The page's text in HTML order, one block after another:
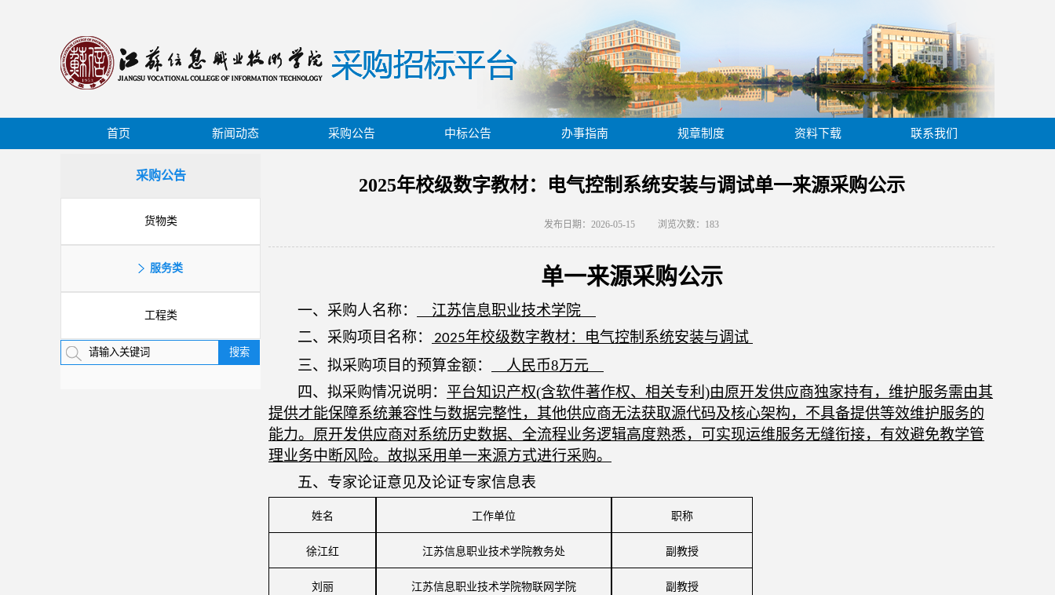
首页 新闻动态 采购公告 中标公告 办事指南 规章制度 资料下载 联系我们
采购公告
货物类
服务类
工程类
2025年校级数字教材：电气控制系统安装与调试单一来源采购公示
发布日期：2026-05-15 浏览次数： 183
单一来源采购公示
一、采购人名称：
江苏信息职业技术学院
二、采购项目名称： 2025年校级数字教材：电气控制系统安装与调试
三、拟采购项目的预算金额： 人民币8万元
四、拟采购情况说明： 平台知识产权(含软件著作权、相关专利)由原开发供应商独家持有，维护服务需由其
提供才能保障系统兼容性与数据完整性，其他供应商无法获取源代码及核心架构，不具备提供等效维护服务的
能力。原开发供应商对系统历史数据、全流程业务逻辑高度熟悉，可实现运维服务无缝衔接，有效避免教学管
理业务中断风险。故拟采用单一来源方式进行采购。
五、专家论证意见及论证专家信息表
姓名 工作单位 职称
徐江红 江苏信息职业技术学院教务处 副教授
刘丽 江苏信息职业技术学院物联网学院 副教授